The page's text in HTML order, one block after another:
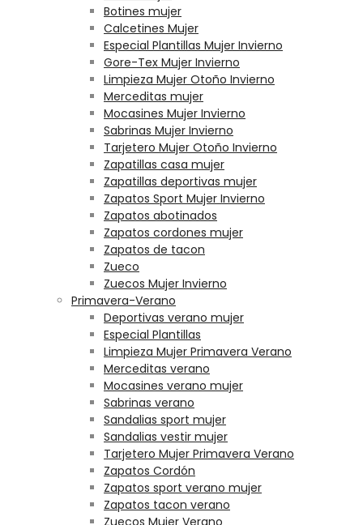
Botines mujer
Calcetines Mujer
Especial Plantillas Mujer Invierno
Gore-Tex Mujer Invierno
Limpieza Mujer Otoño Invierno
Merceditas mujer
Mocasines Mujer Invierno
Sabrinas Mujer Invierno
Tarjetero Mujer Otoño Invierno
Zapatillas casa mujer
Zapatillas deportivas mujer
Zapatos Sport Mujer Invierno
Zapatos abotinados
Zapatos cordones mujer
Zapatos de tacon
Zueco
Zuecos Mujer Invierno
Primavera-Verano
Deportivas verano mujer
Especial Plantillas
Limpieza Mujer Primavera Verano
Merceditas verano
Mocasines verano mujer
Sabrinas verano
Sandalias sport mujer
Sandalias vestir mujer
Tarjetero Mujer Primavera Verano
Zapatos Cordón
Zapatos sport verano mujer
Zapatos tacon verano
Zuecos Mujer Verano